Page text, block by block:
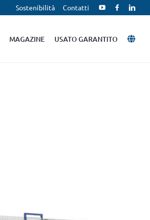
Sostenibilità Contatti
MAGAZINE USATO GARANTITO